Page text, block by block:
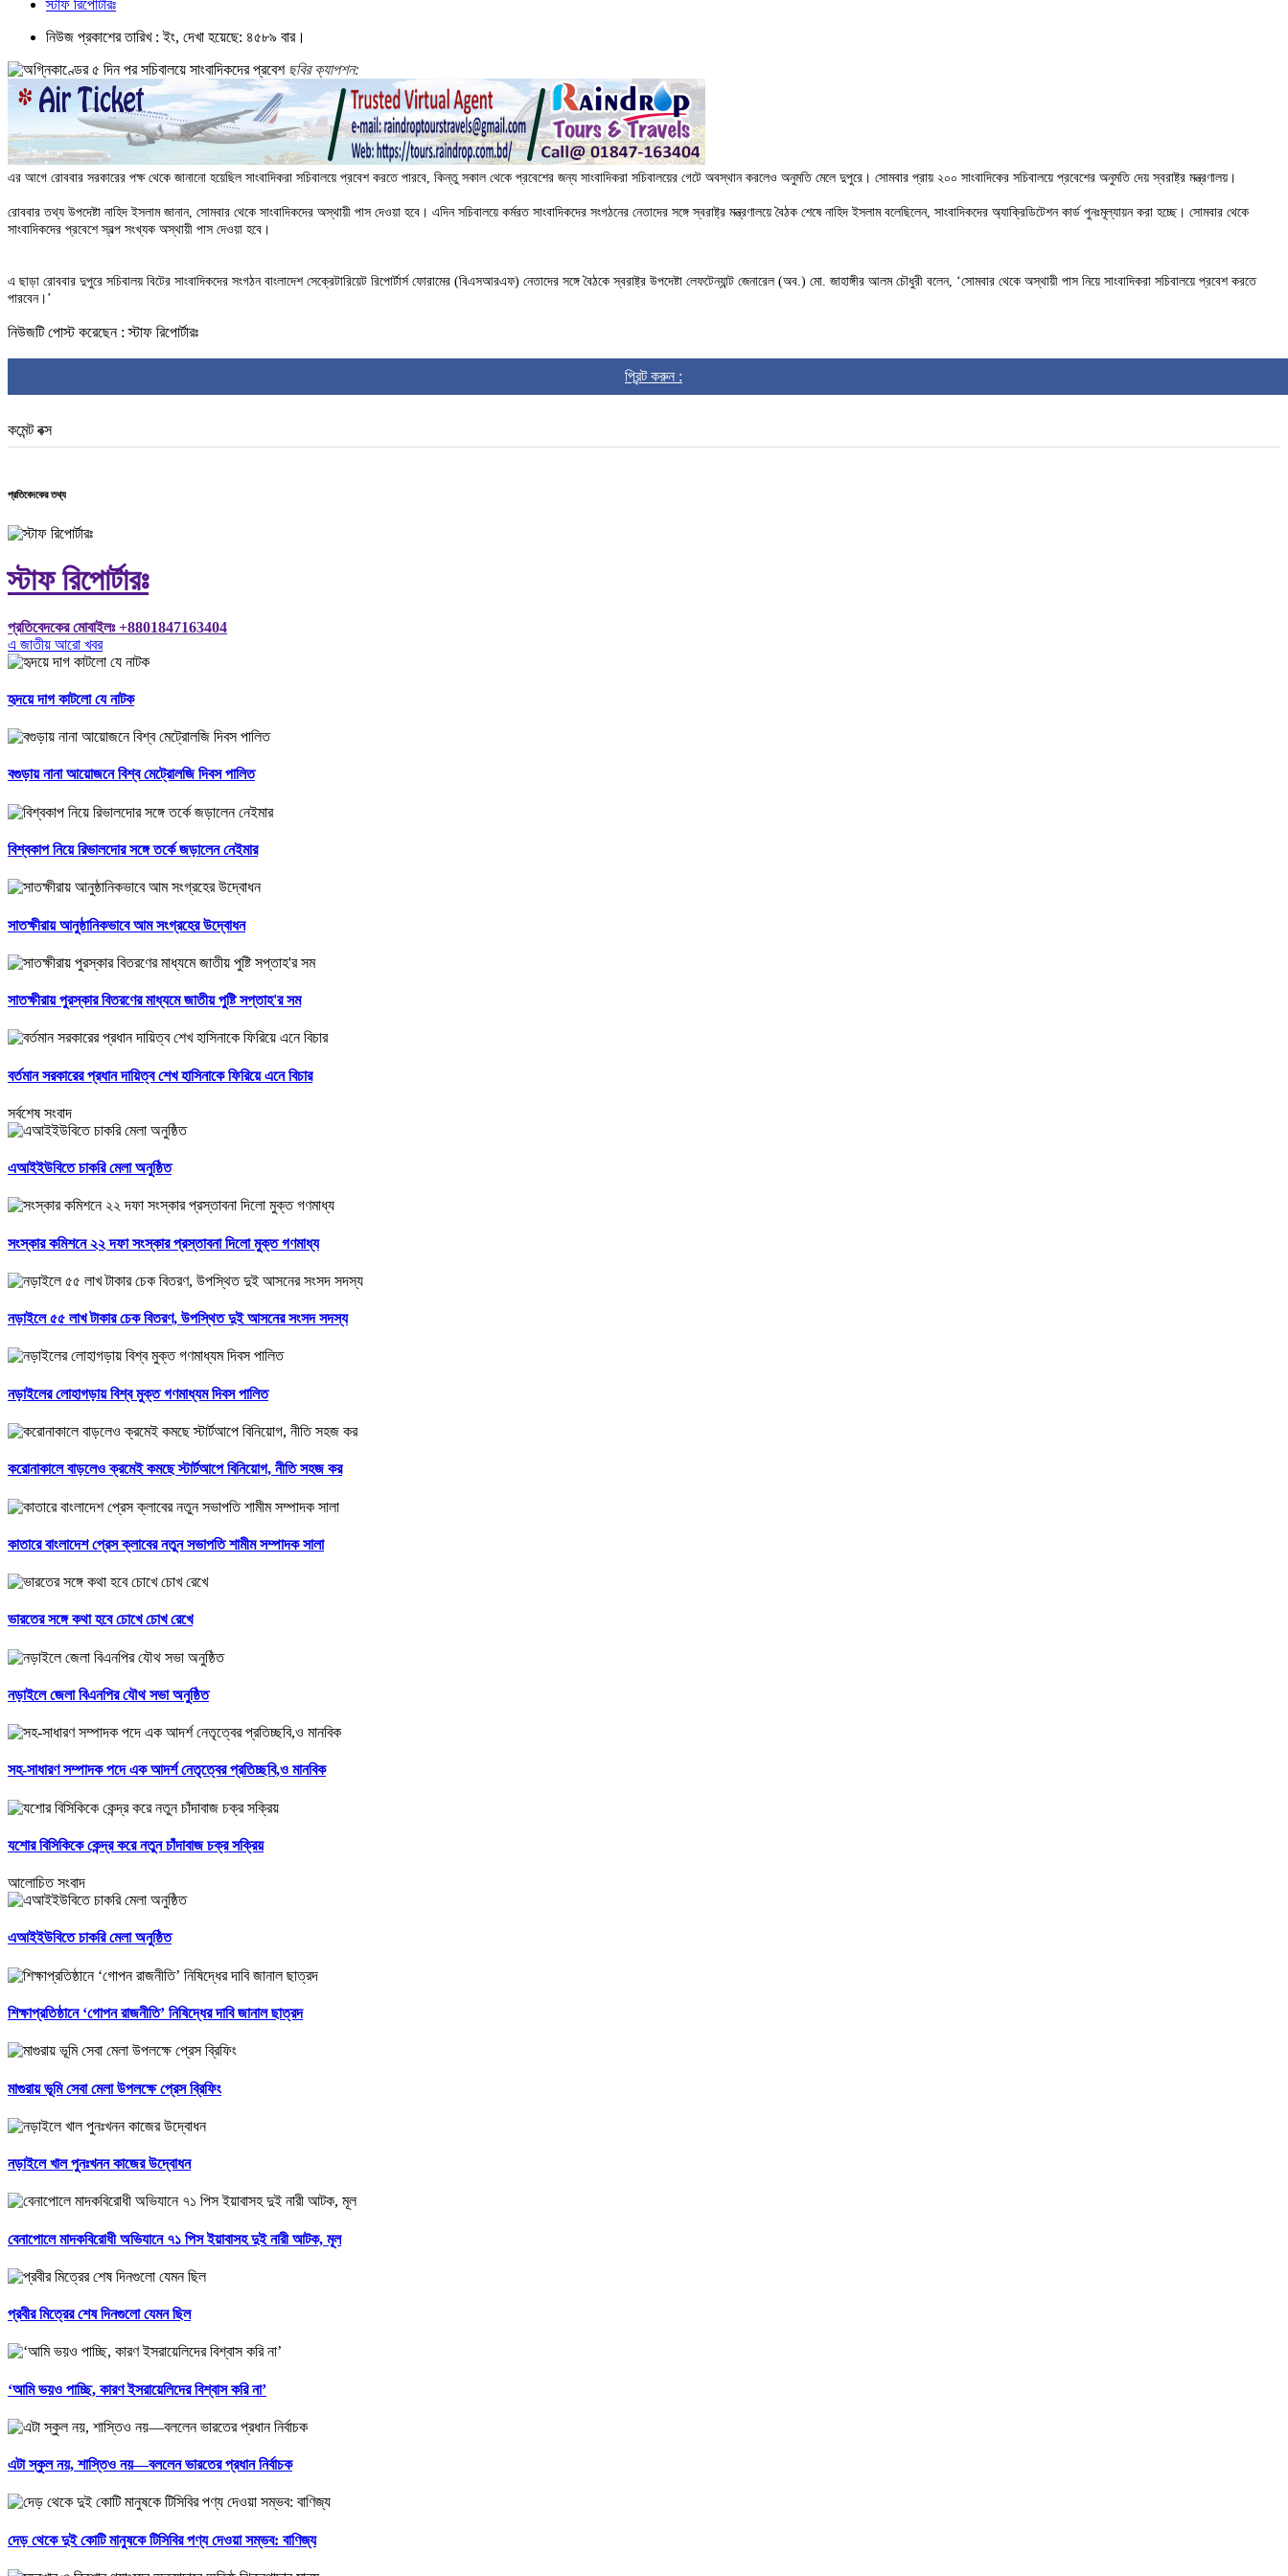
স্টাফ রিপোর্টারঃ
নিউজ প্রকাশের তারিখ : ইং, দেখা হয়েছে: ৪৫৮৯ বার।
ছবির ক্যাপশন:
এর আগে রোববার সরকারের পক্ষ থেকে জানানো হয়েছিল সাংবাদিকরা সচিবালয়ে প্রবেশ করতে পারবে, কিন্তু সকাল থেকে প্রবেশের জন্য সাংবাদিকরা সচিবালয়ের গেটে অবস্থান করলেও অনুমতি মেলে দুপুরে। সোমবার প্রায় ২০০ সাংবাদিকের সচিবালয়ে প্রবেশের অনুমতি দেয় স্বরাষ্ট্র মন্ত্রণালয়।
রোববার তথ্য উপদেষ্টা নাহিদ ইসলাম জানান, সোমবার থেকে সাংবাদিকদের অস্থায়ী পাস দেওয়া হবে। এদিন সচিবালয়ে কর্মরত সাংবাদিকদের সংগঠনের নেতাদের সঙ্গে স্বরাষ্ট্র মন্ত্রণালয়ে বৈঠক শেষে নাহিদ ইসলাম বলেছিলেন, সাংবাদিকদের অ্যাক্রিডিটেশন কার্ড পুনঃমূল্যায়ন করা হচ্ছে। সোমবার থেকে
সাংবাদিকদের প্রবেশে স্বল্প সংখ্যক অস্থায়ী পাস দেওয়া হবে।
এ ছাড়া রোববার দুপুরে সচিবালয় বিটের সাংবাদিকদের সংগঠন বাংলাদেশ সেক্রেটারিয়েট রিপোর্টার্স ফোরামের (বিএসআরএফ) নেতাদের সঙ্গে বৈঠকে স্বরাষ্ট্র উপদেষ্টা লেফটেন্যান্ট জেনারেল (অব.) মো. জাহাঙ্গীর আলম চৌধুরী বলেন, ‘সোমবার থেকে অস্থায়ী পাস নিয়ে সাংবাদিকরা সচিবালয়ে প্রবেশ করতে
পারবেন।’
নিউজটি পোস্ট করেছেন : স্টাফ রিপোর্টারঃ
প্রিন্ট করুন :
কমেন্ট বক্স
প্রতিবেদকের তথ্য
স্টাফ রিপোর্টারঃ
প্রতিবেদকের মোবাইলঃ +8801847163404
এ জাতীয় আরো খবর
হৃদয়ে দাগ কাটলো যে নাটক
বগুড়ায় নানা আয়োজনে বিশ্ব মেট্রোলজি দিবস পালিত
বিশ্বকাপ নিয়ে রিভালদোর সঙ্গে তর্কে জড়ালেন নেইমার
সাতক্ষীরায় আনুষ্ঠানিকভাবে আম সংগ্রহের উদ্বোধন
সাতক্ষীরায় পুরস্কার বিতরণের মাধ্যমে জাতীয় পুষ্টি সপ্তাহ'র সম
বর্তমান সরকারের প্রধান দায়িত্ব শেখ হাসিনাকে ফিরিয়ে এনে বিচার
সর্বশেষ সংবাদ
এআইইউবিতে চাকরি মেলা অনুষ্ঠিত
সংস্কার কমিশনে ২২ দফা সংস্কার প্রস্তাবনা দিলো মুক্ত গণমাধ্য
নড়াইলে ৫৫ লাখ টাকার চেক বিতরণ, উপস্থিত দুই আসনের সংসদ সদস্য
নড়াইলের লোহাগড়ায় বিশ্ব মুক্ত গণমাধ্যম দিবস পালিত
করোনাকালে বাড়লেও ক্রমেই কমছে স্টার্টআপে বিনিয়োগ, নীতি সহজ কর
কাতারে বাংলাদেশ প্রেস ক্লাবের নতুন সভাপতি শামীম সম্পাদক সালা
ভারতের সঙ্গে কথা হবে চোখে চোখ রেখে
নড়াইলে জেলা বিএনপির যৌথ সভা অনুষ্ঠিত
সহ-সাধারণ সম্পাদক পদে এক আদর্শ নেতৃত্বের প্রতিচ্ছবি,ও মানবিক
যশোর বিসিকিকে কেন্দ্র করে নতুন চাঁদাবাজ চক্র সক্রিয়
আলোচিত সংবাদ
এআইইউবিতে চাকরি মেলা অনুষ্ঠিত
শিক্ষাপ্রতিষ্ঠানে ‘গোপন রাজনীতি’ নিষিদ্ধের দাবি জানাল ছাত্রদ
মাগুরায় ভূমি সেবা মেলা উপলক্ষে প্রেস ব্রিফিং
নড়াইলে খাল পুনঃখনন কাজের উদ্বোধন
বেনাপোলে মাদকবিরোধী অভিযানে ৭১ পিস ইয়াবাসহ দুই নারী আটক, মূল
প্রবীর মিত্রের শেষ দিনগুলো যেমন ছিল
‘আমি ভয়ও পাচ্ছি, কারণ ইসরায়েলিদের বিশ্বাস করি না’
এটা স্কুল নয়, শাস্তিও নয়—বললেন ভারতের প্রধান নির্বাচক
দেড় থেকে দুই কোটি মানুষকে টিসিবির পণ্য দেওয়া সম্ভব: বাণিজ্য